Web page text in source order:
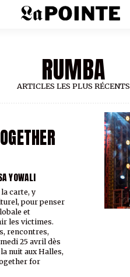
RUMBA
ARTICLES LES PLUS RÉCENTS
YOWALI
carte, y
pour penser
et
les victimes.
rencontres,
25 avril dès
nuit aux Halles,
for